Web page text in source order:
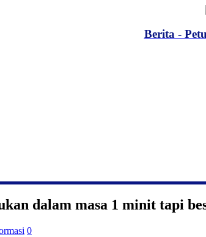
Berita -
dalam masa 1 minit tapi
0